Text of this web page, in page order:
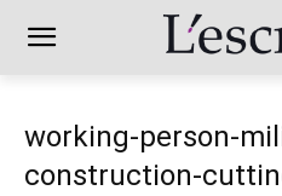
working-person-
construction-